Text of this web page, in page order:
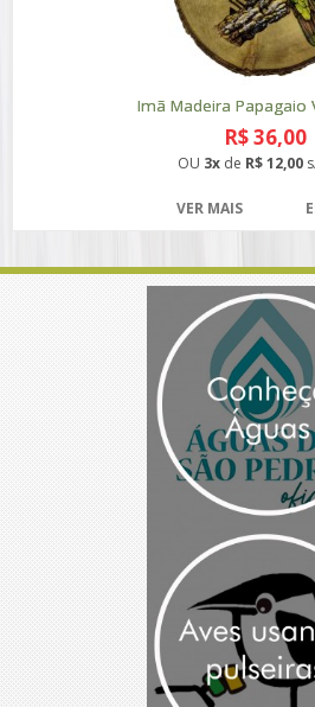
Imã Madeira Papagaio
R$ 36,00
OU 3x de R$ 12,00
VER MAIS